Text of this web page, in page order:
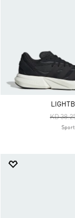
Price
KD